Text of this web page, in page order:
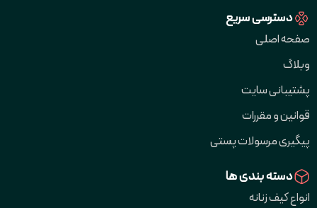
دسترسی سریع
صفحه اصلی
وبلاگ
پشتیبانی سایت
قوانین و مقررات
پیگیری مرسولات پستی
دسته بندی ها
انواع کیف زنانه